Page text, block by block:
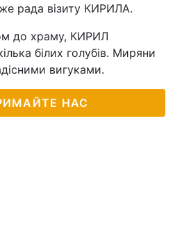
рада візиту КИРИЛА.
до храму, КИРИЛ
білих голубів. Миряни
вигуками.
НАС